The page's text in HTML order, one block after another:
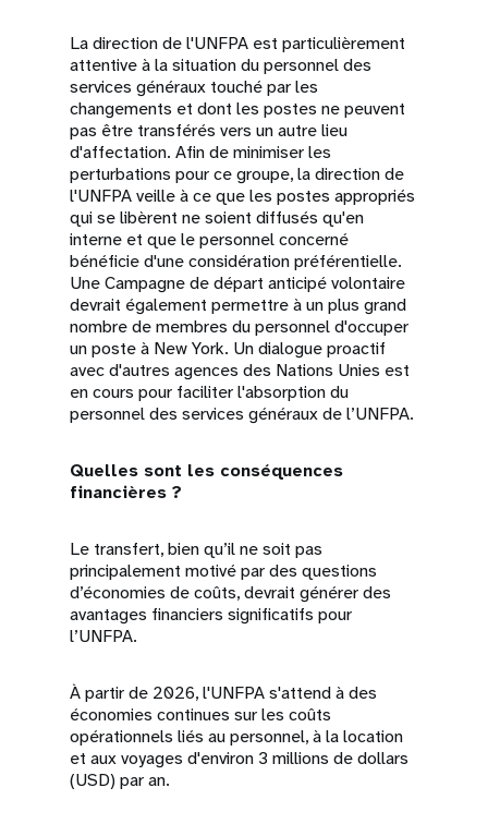
La direction de l'UNFPA est particulièrement
attentive à la situation du personnel des
services généraux touché par les
changements et dont les postes ne peuvent
pas être transférés vers un autre lieu
d'affectation. Afin de minimiser les
perturbations pour ce groupe, la direction de
l'UNFPA veille à ce que les postes appropriés
qui se libèrent ne soient diffusés qu'en
interne et que le personnel concerné
bénéficie d'une considération préférentielle.
Une Campagne de départ anticipé volontaire
devrait également permettre à un plus grand
nombre de membres du personnel d'occuper
un poste à New York. Un dialogue proactif
avec d'autres agences des Nations Unies est
en cours pour faciliter l'absorption du
personnel des services généraux de l’UNFPA.
Quelles sont les conséquences
financières ?
Le transfert, bien qu’il ne soit pas
principalement motivé par des questions
d’économies de coûts, devrait générer des
avantages financiers significatifs pour
l’UNFPA.
À partir de 2026, l'UNFPA s'attend à des
économies continues sur les coûts
opérationnels liés au personnel, à la location
et aux voyages d'environ 3 millions de dollars
(USD) par an.